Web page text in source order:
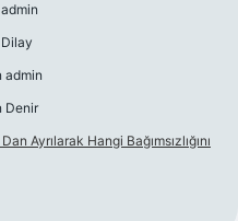
admin
Dilay
admin
Denir
Ayrılarak Hangi Bağımsızlığını